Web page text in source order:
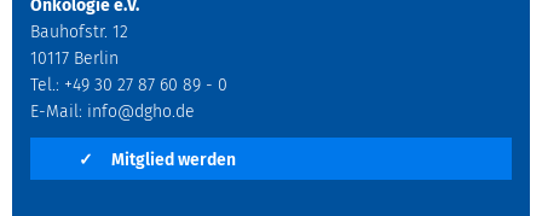
Onkologie e.V.
Bauhofstr. 12
10117 Berlin
Tel.: +49 30 27 87 60 89 - 0
E-Mail: info@dgho.de
✓ Mitglied werden